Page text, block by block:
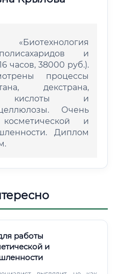
и
часов, 38000 руб.).
процессы
декстрана,
кислоты и
Очень
и
Диплом
работы
и